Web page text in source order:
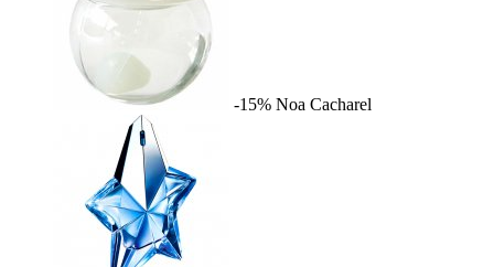
-15% Noa Cacharel